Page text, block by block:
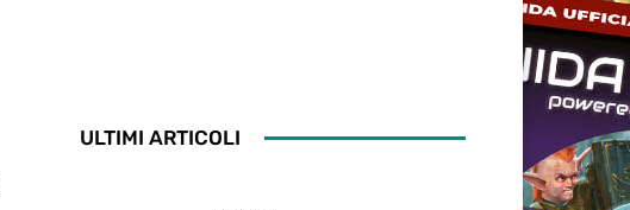
ULTIMI ARTICOLI